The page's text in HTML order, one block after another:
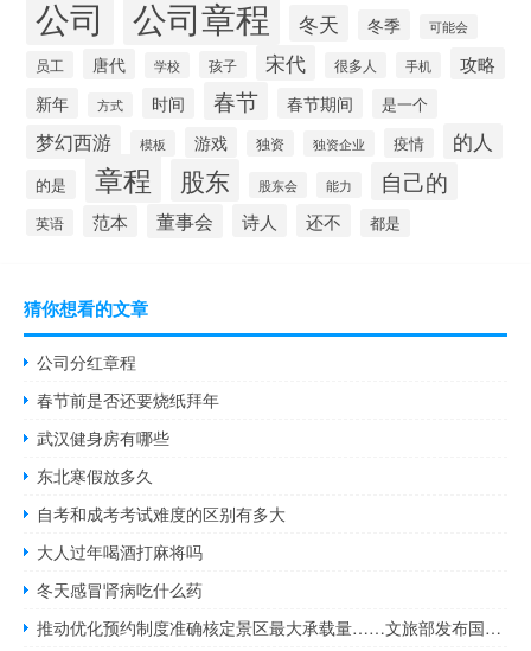
公司 公司章程 冬天 冬季 可能会
员工 唐代 学校 孩子 宋代 很多人 手机 攻略
新年 方式 时间 春节 春节期间 是一个
梦幻西游 模板 游戏 独资 独资企业 疫情 的人
的是 章程 股东 股东会 能力 自己的
英语 范本 董事会 诗人 还不 都是
猜你想看的文章
公司分红章程
春节前是否还要烧纸拜年
武汉健身房有哪些
东北寒假放多久
自考和成考考试难度的区别有多大
大人过年喝酒打麻将吗
冬天感冒肾病吃什么药
推动优化预约制度准确核定景区最大承载量……文旅部发布国内旅游提升计划 到底什么情况嘞